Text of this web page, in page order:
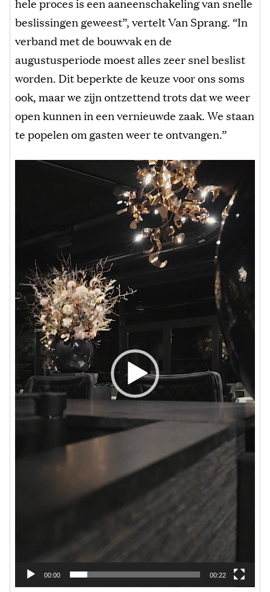
beslissingen geweest”, vertelt Van Sprang. “In
verband met de bouwvak en de
augustusperiode moest alles zeer snel beslist
worden. Dit beperkte de keuze voor ons soms
ook, maar we zijn ontzettend trots dat we weer
open kunnen in een vernieuwde zaak. We staan
te popelen om gasten weer te ontvangen.”
Video
00:00 00:22